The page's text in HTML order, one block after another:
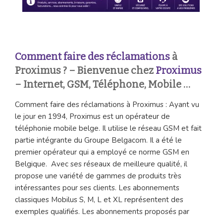
Comment faire des réclamations à
Proximus ? – Bienvenue chez Proximus
– Internet, GSM, Téléphone, Mobile …
Comment faire des réclamations à Proximus : Ayant vu
le jour en 1994, Proximus est un opérateur de
téléphonie mobile belge. Il utilise le réseau GSM et fait
partie intégrante du Groupe Belgacom. Il a été le
premier opérateur qui a employé ce norme GSM en
Belgique. Avec ses réseaux de meilleure qualité, il
propose une variété de gammes de produits très
intéressantes pour ses clients. Les abonnements
classiques Mobilus S, M, L et XL représentent des
exemples qualifiés. Les abonnements proposés par